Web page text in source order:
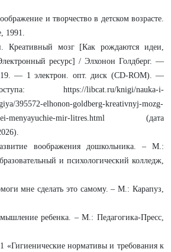
и творчество в детском возрасте.
1991.
Креативный мозг [Как рождаются идеи,
ресурс] / Элхонон Голдберг. —
— 1 электрон. опт. диск (CD-ROM). —
https://libcat.ru/knigi/nauka-i-
395572-elhonon-goldberg-kreativnyj-mozg-
idei-menyayuchie-mir-litres.html (дата
воображения дошкольника. – М.:
и психологический колледж,
мне сделать это самому. – М.: Карапуз,
ребенка. – М.: Педагогика-Пресс,
«Гигиенические нормативы и требования к